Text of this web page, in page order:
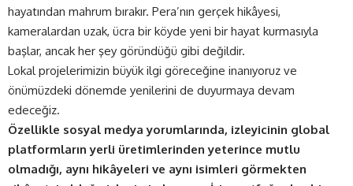
hayatından mahrum bırakır. Pera’nın gerçek hikâyesi,
kameralardan uzak, ücra bir köyde yeni bir hayat kurmasıyla
başlar, ancak her şey göründüğü gibi değildir.
Lokal projelerimizin büyük ilgi göreceğine inanıyoruz ve
önümüzdeki dönemde yenilerini de duyurmaya devam
edeceğiz.
Özellikle sosyal medya yorumlarında, izleyicinin global
platformların yerli üretimlerinden yeterince mutlu
olmadığı, aynı hikâyeleri ve aynı isimleri görmekten